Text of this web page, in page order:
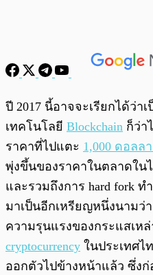
พร้อมเล่น
ปี 2017 นี้อาจจะเรียกได้ว่า
เทคโนโลยี Blockchain ก็ว่า
ราคาที่ไปแตะ 1,000 ดอลล
พุ่งขึ้นของราคาในตลาดใน
และรวมถึงการ hard fork
มาเป็นอีกเหรียญหนึ่งนามว่า
ความรุนแรงของกระแสเห
cryptocurrency ในประเทศไ
ออกตัวไปข้างหน้าแล้ว ซึ่ง